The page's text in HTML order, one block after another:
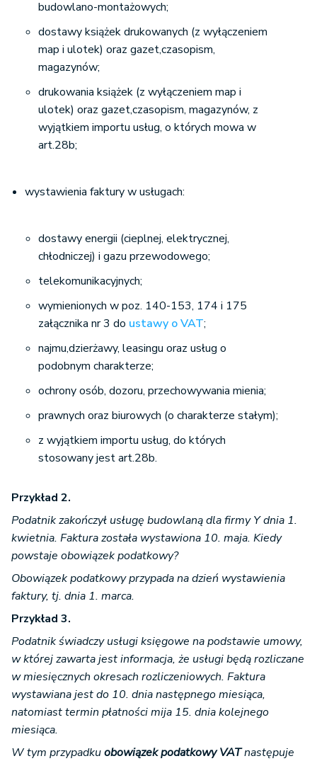
budowlano-montażowych;
dostawy książek drukowanych (z wyłączeniem
map i ulotek) oraz gazet,czasopism,
magazynów;
drukowania książek (z wyłączeniem map i
ulotek) oraz gazet,czasopism, magazynów, z
wyjątkiem importu usług, o których mowa w
art.28b;
wystawienia faktury w usługach:
dostawy energii (cieplnej, elektrycznej,
chłodniczej) i gazu przewodowego;
telekomunikacyjnych;
wymienionych w poz. 140-153, 174 i 175
załącznika nr 3 do ustawy o VAT;
najmu,dzierżawy, leasingu oraz usług o
podobnym charakterze;
ochrony osób, dozoru, przechowywania mienia;
prawnych oraz biurowych (o charakterze stałym);
z wyjątkiem importu usług, do których
stosowany jest art.28b.
Przykład 2.
Podatnik zakończył usługę budowlaną dla firmy Y dnia 1.
kwietnia. Faktura została wystawiona 10. maja. Kiedy
powstaje obowiązek podatkowy?
Obowiązek podatkowy przypada na dzień wystawienia
faktury, tj. dnia 1. marca.
Przykład 3.
Podatnik świadczy usługi księgowe na podstawie umowy,
w której zawarta jest informacja, że usługi będą rozliczane
w miesięcznych okresach rozliczeniowych. Faktura
wystawiana jest do 10. dnia następnego miesiąca,
natomiast termin płatności mija 15. dnia kolejnego
miesiąca.
W tym przypadkuobowiązek podatkowy VATnastępuje